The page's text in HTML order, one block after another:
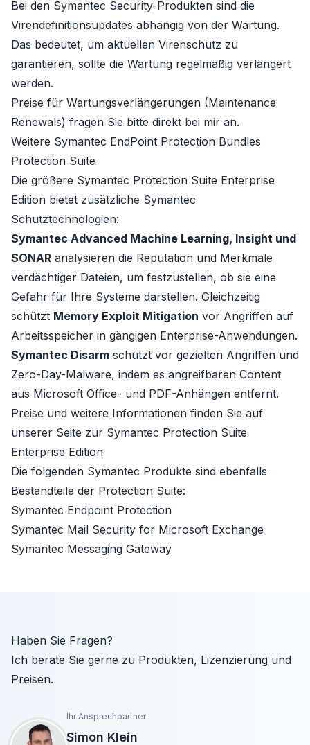
Bei den Symantec Security-Produkten sind die
Virendefinitionsupdates abhängig von der Wartung.
Das bedeutet, um aktuellen Virenschutz zu
garantieren, sollte die Wartung regelmäßig verlängert
werden.
Preise für Wartungsverlängerungen (Maintenance
Renewals) fragen Sie bitte direkt bei mir an.
Weitere Symantec EndPoint Protection Bundles
Protection Suite
Die größere Symantec Protection Suite Enterprise
Edition bietet zusätzliche Symantec
Schutztechnologien:
Symantec Advanced Machine Learning, Insight und
SONAR analysieren die Reputation und Merkmale
verdächtiger Dateien, um festzustellen, ob sie eine
Gefahr für Ihre Systeme darstellen. Gleichzeitig
schützt Memory Exploit Mitigation vor Angriffen auf
Arbeitsspeicher in gängigen Enterprise-Anwendungen.
Symantec Disarm schützt vor gezielten Angriffen und
Zero-Day-Malware, indem es angreifbaren Content
aus Microsoft Office- und PDF-Anhängen entfernt.
Preise und weitere Informationen finden Sie auf
unserer Seite zur Symantec Protection Suite
Enterprise Edition
Die folgenden Symantec Produkte sind ebenfalls
Bestandteile der Protection Suite:
Symantec Endpoint Protection
Symantec Mail Security for Microsoft Exchange
Symantec Messaging Gateway
Haben Sie Fragen?
Ich berate Sie gerne zu Produkten, Lizenzierung und
Preisen.
Ihr Ansprechpartner
Simon Klein